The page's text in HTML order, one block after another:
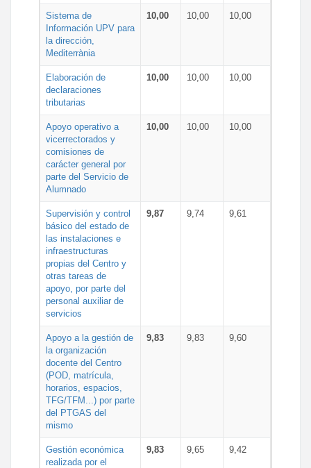
Sistema de
Información UPV para
la dirección,
Mediterrània
10,00 10,00 10,00
Elaboración de
declaraciones
tributarias
10,00 10,00 10,00
Apoyo operativo a
vicerrectorados y
comisiones de
carácter general por
parte del Servicio de
Alumnado
10,00 10,00 10,00
Supervisión y control
básico del estado de
las instalaciones e
infraestructuras
propias del Centro y
otras tareas de
apoyo, por parte del
personal auxiliar de
servicios
9,87 9,74 9,61
Apoyo a la gestión de
la organización
docente del Centro
(POD, matrícula,
horarios, espacios,
TFG/TFM...) por parte
del PTGAS del
mismo
9,83 9,83 9,60
Gestión económica
realizada por el
9,83 9,65 9,42